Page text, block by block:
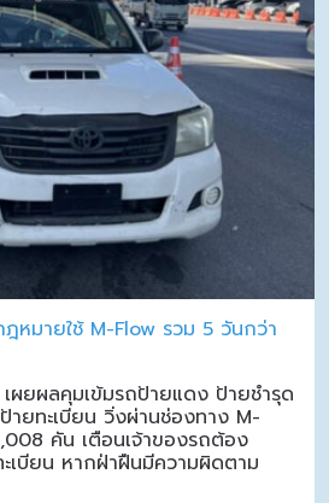
หมายใช้ M-Flow รวม 5 วันกว่า
ผยผลคุมเข้มรถป้ายแดง ป้ายชำรุด
ายทะเบียน วิ่งผ่านช่องทาง M-
คัน เตือนเจ้าของรถต้อง
ะเบียน หากฝ่าฝืนมีความผิดตาม